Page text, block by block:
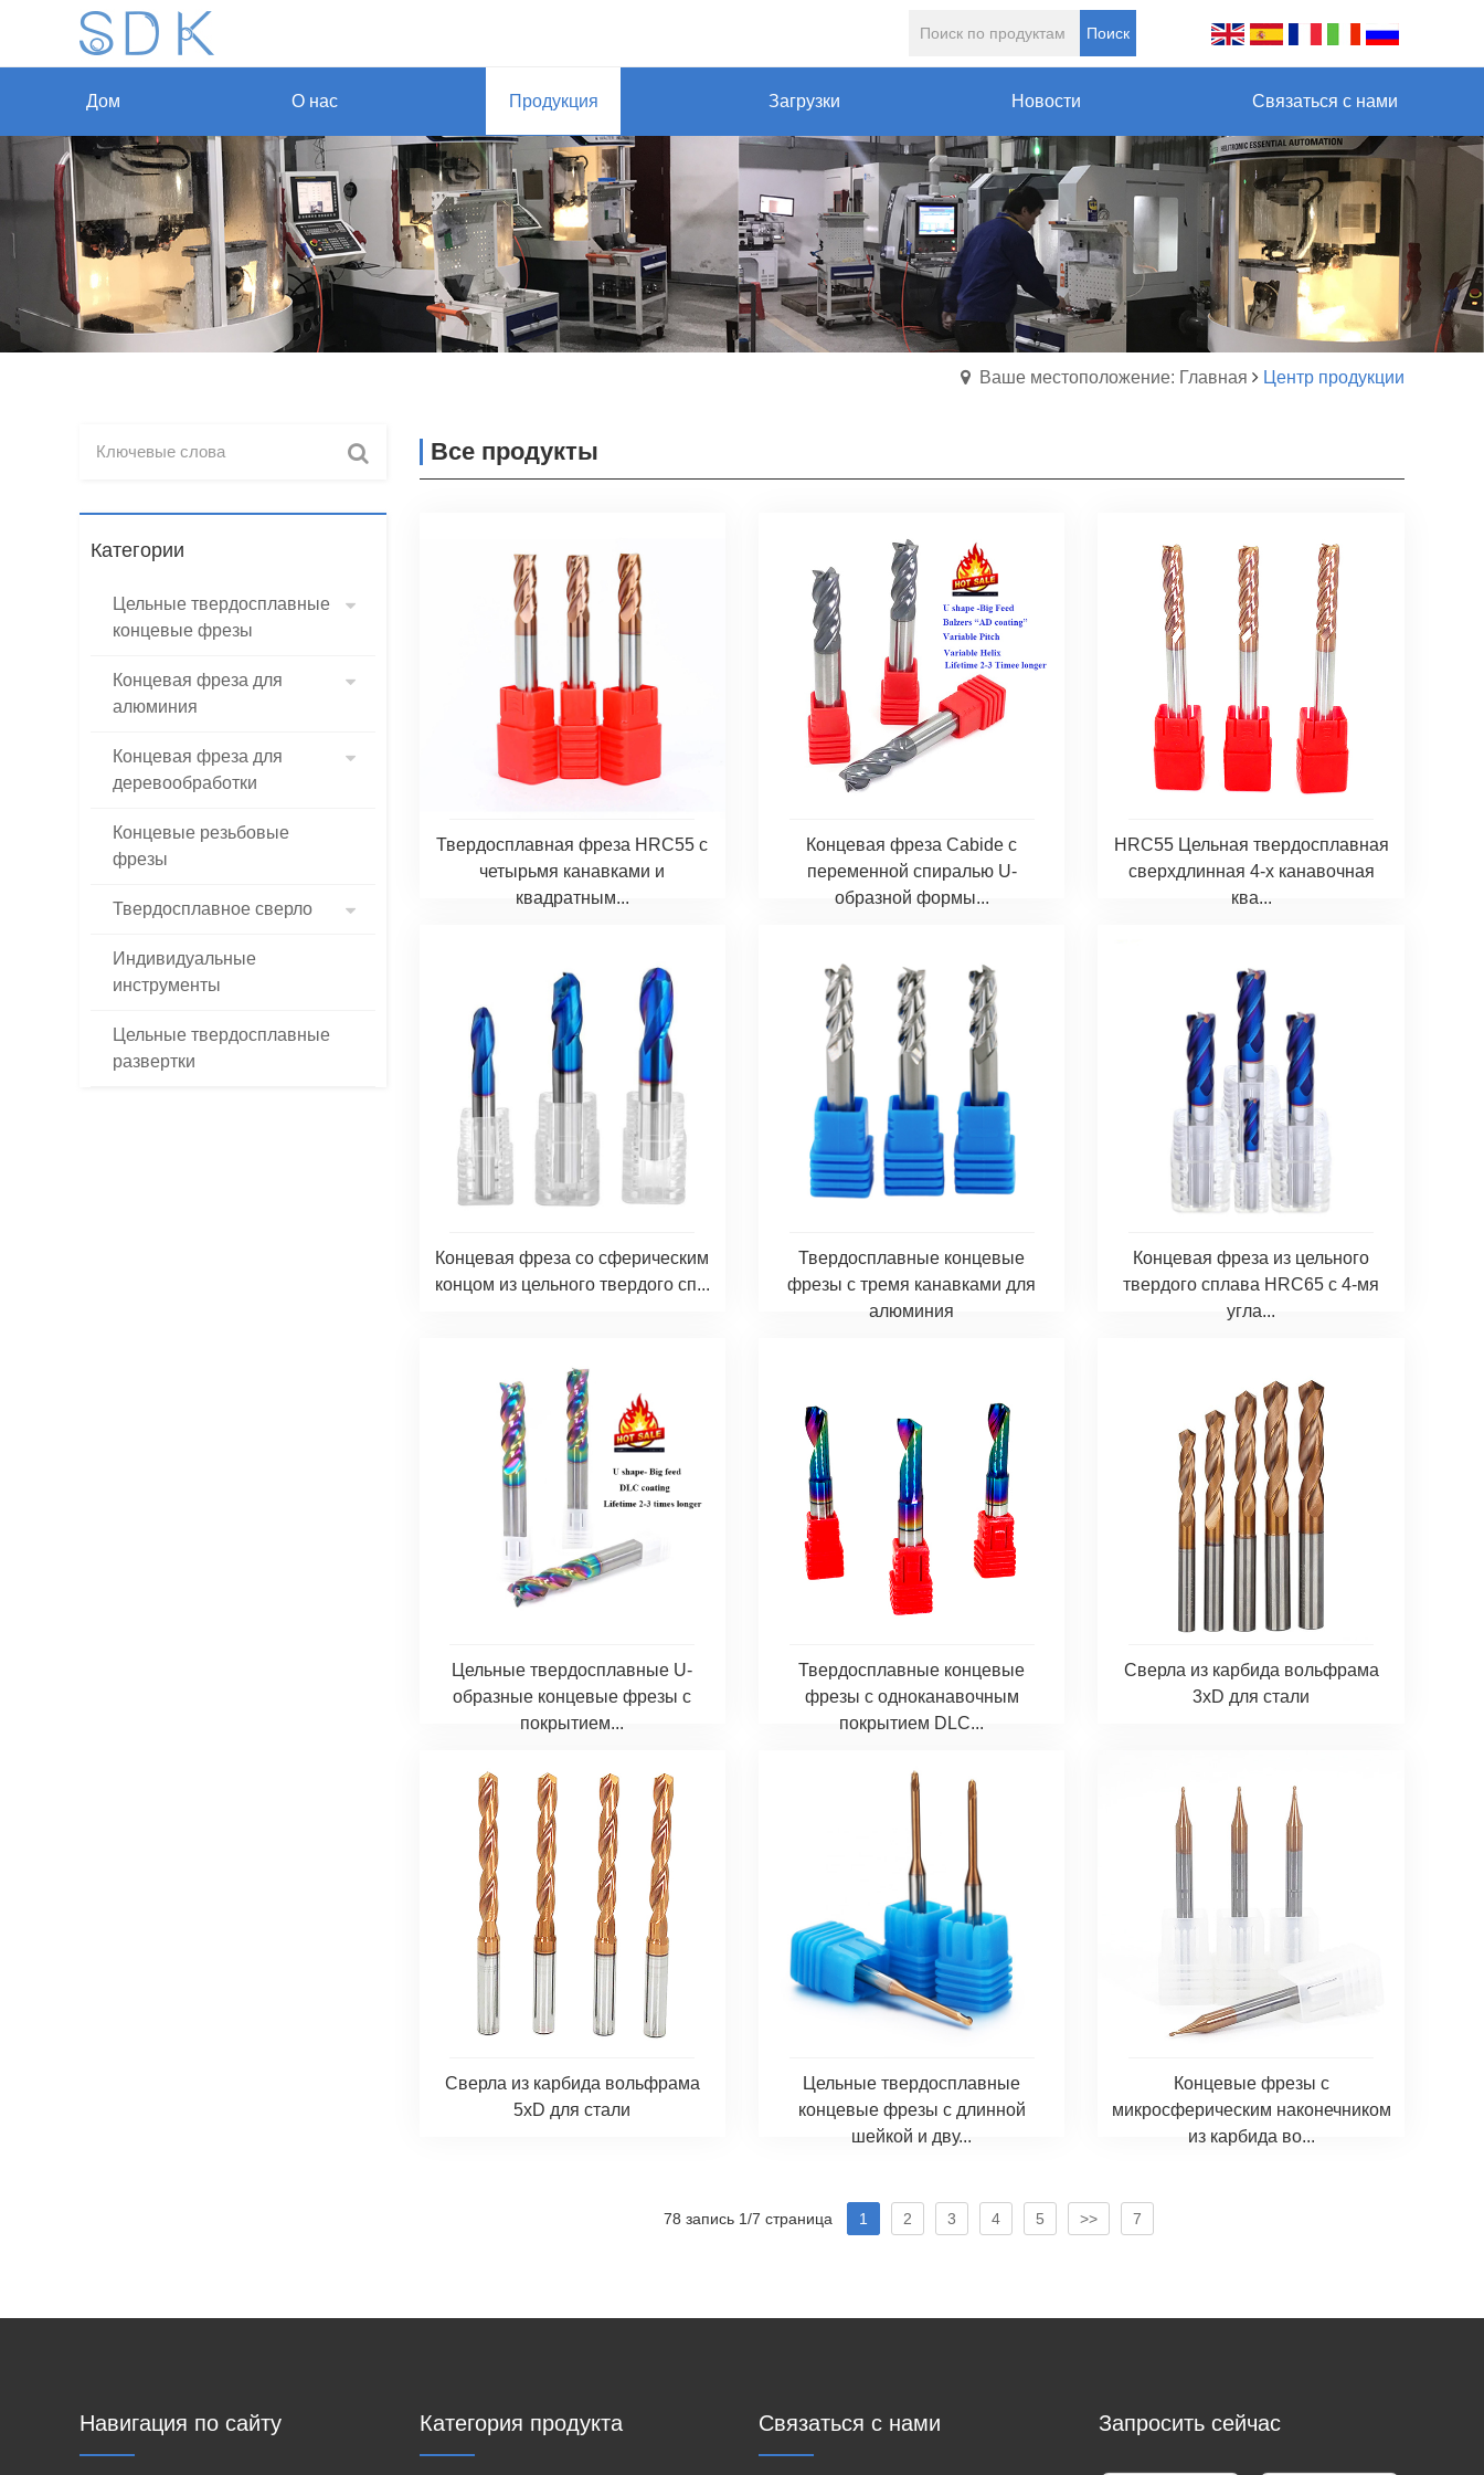
Поиск
Дом О нас Продукция Загрузки Новости Связаться с нами
Ваше местоположение: Главная Центр продукции
Категории
Цельные твердосплавные
концевые фрезы
Концевая фреза для
алюминия
Концевая фреза для
деревообработки
Концевые резьбовые
фрезы
Твердосплавное сверло
Индивидуальные
инструменты
Цельные твердосплавные
развертки
Все продукты
Твердосплавная фреза HRC55 с
четырьмя канавками и
квадратным...
Концевая фреза Cabide с
переменной спиралью U-
образной формы...
HRC55 Цельная твердосплавная
сверхдлинная 4-х канавочная
ква...
Концевая фреза со сферическим
концом из цельного твердого сп...
Твердосплавные концевые
фрезы с тремя канавками для
алюминия
Концевая фреза из цельного
твердого сплава HRC65 с 4-мя
угла...
Цельные твердосплавные U-
образные концевые фрезы с
покрытием...
Твердосплавные концевые
фрезы с одноканавочным
покрытием DLC...
Сверла из карбида вольфрама
3xD для стали
Сверла из карбида вольфрама
5xD для стали
Цельные твердосплавные
концевые фрезы с длинной
шейкой и дву...
Концевые фрезы с
микросферическим наконечником
из карбида во...
78 запись 1/7 страница 1 2 3 4 5 >> 7
Навигация по сайту Категория продукта Связаться с нами Запросить сейчас